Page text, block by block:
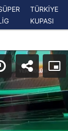
TÜRKİYE
KUPASI